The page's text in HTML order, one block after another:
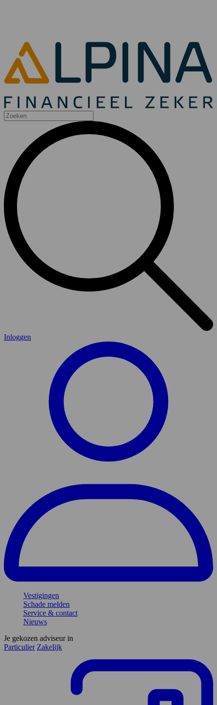
Inloggen
Vestigingen
Schade melden
Service & contact
Nieuws
Je gekozen adviseur in
Particulier Zakelijk